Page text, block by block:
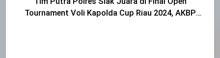
Tournament Voli Kapolda Cup Riau 2024, AKBP